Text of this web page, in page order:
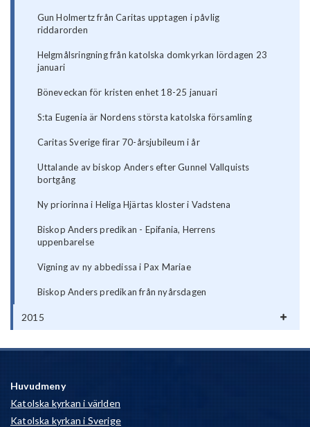
Gun Holmertz från Caritas upptagen i påvlig
riddarorden
Helgmålsringning från katolska domkyrkan lördagen 23
januari
Böneveckan för kristen enhet 18-25 januari
S:ta Eugenia är Nordens största katolska församling
Caritas Sverige firar 70-årsjubileum i år
Uttalande av biskop Anders efter Gunnel Vallquists
bortgång
Ny priorinna i Heliga Hjärtas kloster i Vadstena
Biskop Anders predikan - Epifania, Herrens
uppenbarelse
Vigning av ny abbedissa i Pax Mariae
Biskop Anders predikan från nyårsdagen
2015
Huvudmeny
Katolska kyrkan i världen
Katolska kyrkan i Sverige